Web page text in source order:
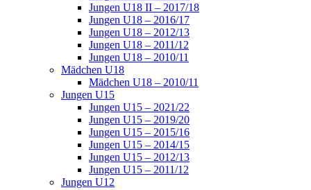
Jungen U18 II – 2017/18
Jungen U18 – 2016/17
Jungen U18 – 2012/13
Jungen U18 – 2011/12
Jungen U18 – 2010/11
Mädchen U18
Mädchen U18 – 2010/11
Jungen U15
Jungen U15 – 2021/22
Jungen U15 – 2019/20
Jungen U15 – 2015/16
Jungen U15 – 2014/15
Jungen U15 – 2012/13
Jungen U15 – 2011/12
Jungen U12